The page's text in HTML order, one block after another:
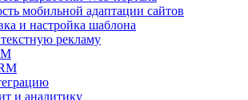
мобильной адаптации сайтов
и настройка шаблона
рекламу
и аналитику